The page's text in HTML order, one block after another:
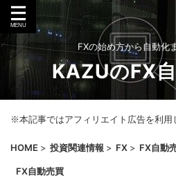
FXの始め方から自動化
KAZUのFX
※本記事ではアフィリエイト広告を利用
HOME > 投資関連情報 > FX > FX自動
FX自動売買